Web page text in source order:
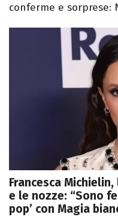
conferme e sorprese:
Francesca
e le nozze: “Sono
pop’ con Magia